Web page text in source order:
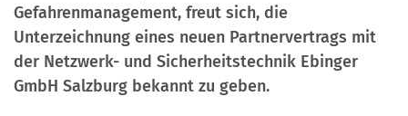
Gefahrenmanagement, freut sich, die
Unterzeichnung eines neuen Partnervertrags mit
der Netzwerk- und Sicherheitstechnik Ebinger
GmbH Salzburg bekannt zu geben.